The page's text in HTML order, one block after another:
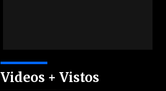
Videos + Vistos